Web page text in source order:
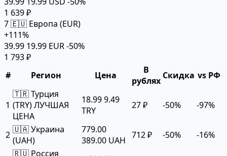
1 639 ₽
7🇪🇺 Европа (EUR)
+111%
39.99 19.99 EUR-50%
1 793 ₽
#
Регион Цена
В
рублях Скидка vs РФ
1
🇹🇷 Турция
(TRY)ЛУЧШАЯ
ЦЕНА
18.999.49
TRY
27 ₽ -50% -97%
2 🇺🇦 Украина
(UAH)
779.00
389.00 UAH 712 ₽ -50% -16%
🇷🇺 Россия